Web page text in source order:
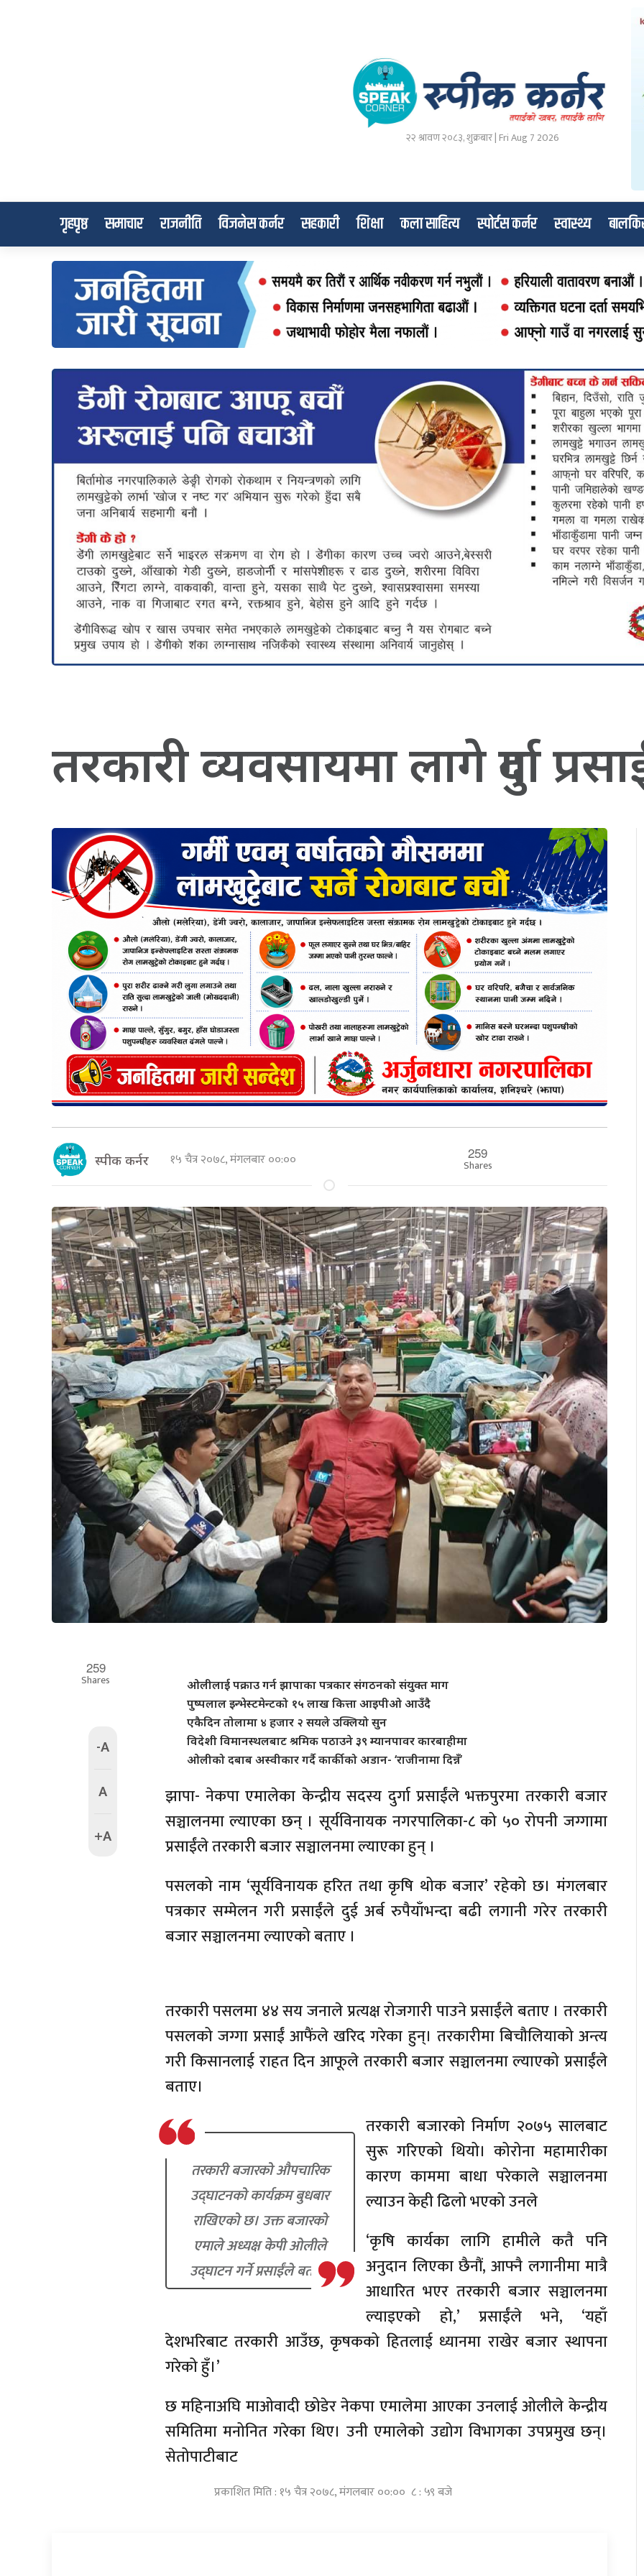
२२ श्रावण २०८३, शुक्रबार | Fri Aug 7 2026
गृहपृष्ठ समाचार राजनीति विजनेस कर्नर सहकारी शिक्षा कला साहित्य स्पोर्टस कर्नर स्वास्थ्य
तरकारी व्यवसायमा लागे दुर्गा
स्पीक कर्नर १५ चैत्र २०७८, मंगलबार ००:०० 259
Shares
259
Shares
-A
A
+A
ओलीलाई पक्राउ गर्न झापाका पत्रकार संगठनको संयुक्त माग
पुष्पलाल इन्भेस्टमेन्टको १५ लाख कित्ता आइपीओ आउँदै
एकैदिन तोलामा ४ हजार २ सयले उक्लियो सुन
विदेशी विमानस्थलबाट श्रमिक पठाउने ३९ म्यानपावर कारबाहीमा
ओलीको दबाब अस्वीकार गर्दै कार्कीको अडान- ‘राजीनामा दिन्नँ’
झापा- नेकपा एमालेका केन्द्रीय सदस्य दुर्गा प्रसाईंले भक्तपुरमा तरकारी बजार
सञ्चालनमा ल्याएका छन् । सूर्यविनायक नगरपालिका-८ को ५० रोपनी जग्गामा
प्रसाईंले तरकारी बजार सञ्चालनमा ल्याएका हुन् ।
पसलको नाम ‘सूर्यविनायक हरित तथा कृषि थोक बजार’ रहेको छ। मंगलबार
पत्रकार सम्मेलन गरी प्रसाईंले दुई अर्ब रुपैयाँभन्दा बढी लगानी गरेर तरकारी
बजार सञ्चालनमा ल्याएको बताए ।
तरकारी पसलमा ४४ सय जनाले प्रत्यक्ष रोजगारी पाउने प्रसाईंले बताए । तरकारी
पसलको जग्गा प्रसाईं आफैंले खरिद गरेका हुन्। तरकारीमा बिचौलियाको अन्त्य
गरी किसानलाई राहत दिन आफूले तरकारी बजार सञ्चालनमा ल्याएको प्रसाईंले
बताए।
तरकारी बजारको औपचारिक
उद्घाटनको कार्यक्रम बुधबार
राखिएको छ। उक्त बजारको
एमाले अध्यक्ष केपी ओलीले
उद्घाटन गर्ने प्रसाईंले बताए।
तरकारी बजारको निर्माण २०७५ सालबाट
सुरू गरिएको थियो। कोरोना महामारीका
कारण काममा बाधा परेकाले सञ्चालनमा
ल्याउन केही ढिलो भएको उनले
‘कृषि कार्यका लागि हामीले कतै पनि
अनुदान लिएका छैनौं, आफ्नै लगानीमा मात्रै
आधारित भएर तरकारी बजार सञ्चालनमा
ल्याइएको हो,’ प्रसाईंले भने, ‘यहाँ
देशभरिबाट तरकारी आउँछ, कृषकको हितलाई ध्यानमा राखेर बजार स्थापना
गरेको हुँ।’
छ महिनाअघि माओवादी छोडेर नेकपा एमालेमा आएका उनलाई ओलीले केन्द्रीय
समितिमा मनोनित गरेका थिए। उनी एमालेको उद्योग विभागका उपप्रमुख छन्।
सेतोपाटीबाट
प्रकाशित मिति : १५ चैत्र २०७८, मंगलबार ००:०० ८ : ५९ बजे